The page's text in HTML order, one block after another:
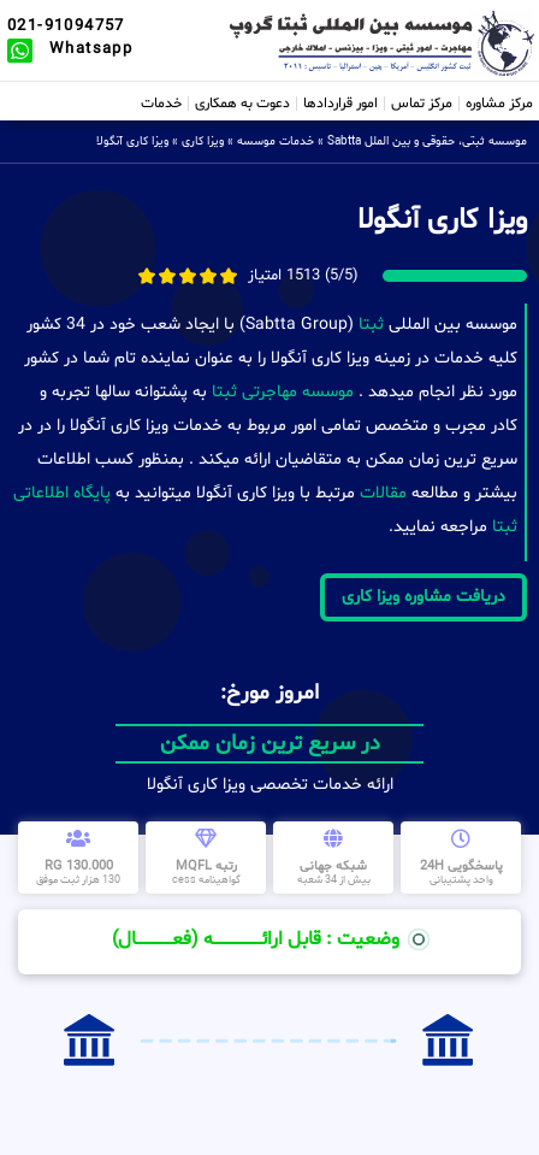
021-91094757
Whatsapp
مرکز مشاوره مرکز تماس امور قراردادها دعوت به همکاری خدمات
موسسه ثبتی، حقوقی و بین الملل Sabtta » خدمات موسسه » ویزا کاری » ویزا کاری آنگولا
ویزا کاری آنگولا
(5/5) 1513 امتیاز
موسسه بین المللی ثبتا
(Sabtta Group) با ایجاد شعب خود در 34 کشور
کلیه خدمات در زمینه ویزا کاری آنگولا را به عنوان نماینده تام شما در کشور
مورد نظر انجام میدهد . موسسه مهاجرتی ثبتا به پشتوانه سالها تجربه و
کادر مجرب و متخصص تمامی امور مربوط به خدمات ویزا کاری آنگولا را در در
سریع ترین زمان ممکن به متقاضیان ارائه میکند . بمنظور کسب اطلاعات
بیشتر و مطالعه مقالات مرتبط با ویزا کاری آنگولا میتوانید به پایگاه اطلاعاتی
ثبتا مراجعه نمایید.
دریافت مشاوره ویزا کاری
امروز مورخ:
در سریع ترین زمان ممکن
ارائه خدمات تخصصی ویزا کاری آنگولا
پاسخگویی 24H
واحد پشتیبانی
شبکه جهانی
بیش از 34 شعبه
رتبه MQFL
گواهینامه cess
130.000 RG
130 هزار ثبت موفق
وضعیت : قابل ارائــــــــــــــــــــه (فعـــــــــــــــال)